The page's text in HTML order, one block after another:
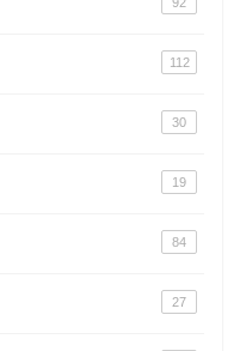
112
30
19
84
27